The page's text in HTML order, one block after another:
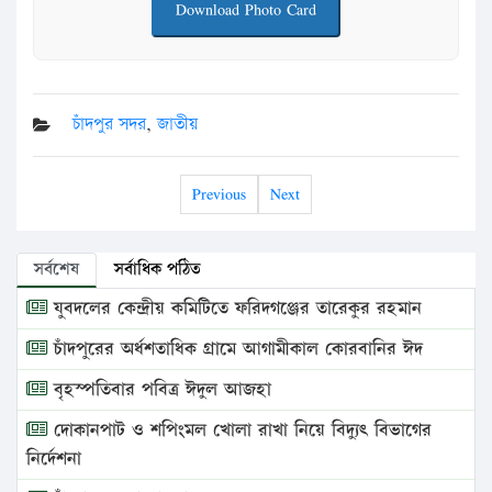
Download Photo Card
চাঁদপুর সদর,জাতীয়
Previous Next
সর্বশেষ সর্বাধিক পঠিত
যুবদলের কেন্দ্রীয় কমিটিতে ফরিদগঞ্জের তারেকুর রহমান
চাঁদপুরের অর্ধশতাধিক গ্রামে আগামীকাল কোরবানির ঈদ
বৃহস্পতিবার পবিত্র ঈদুল আজহা
দোকানপাট ও শপিংমল খোলা রাখা নিয়ে বিদ্যুৎ বিভাগের
নির্দেশনা